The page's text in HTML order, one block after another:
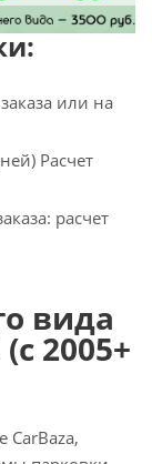
или на
Расчет
расчет
вида
2005+
CarBaza,